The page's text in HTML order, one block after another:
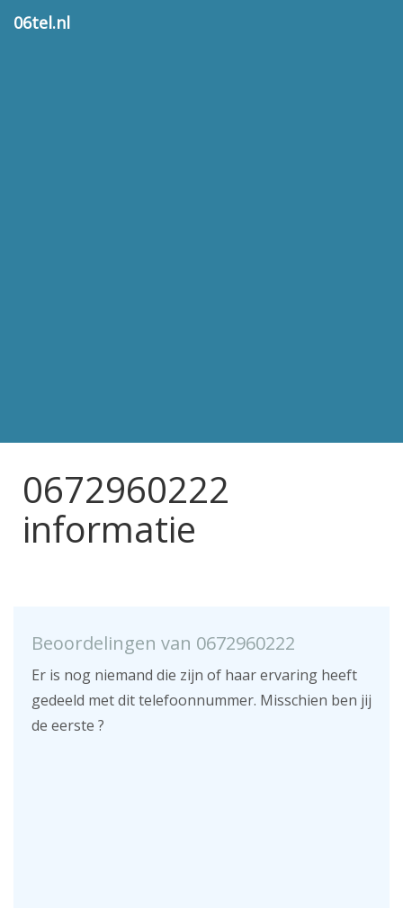
06tel.nl
0672960222
informatie
Beoordelingen van 0672960222
Er is nog niemand die zijn of haar ervaring heeft
gedeeld met dit telefoonnummer. Misschien ben jij
de eerste ?